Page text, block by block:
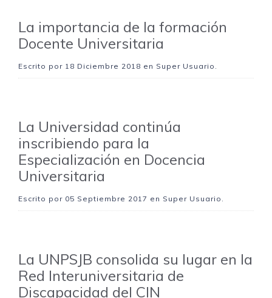
La importancia de la formación
Docente Universitaria
Escrito por 18 Diciembre 2018 en Super Usuario.
La Universidad continúa
inscribiendo para la
Especialización en Docencia
Universitaria
Escrito por 05 Septiembre 2017 en Super Usuario.
La UNPSJB consolida su lugar en la
Red Interuniversitaria de
Discapacidad del CIN